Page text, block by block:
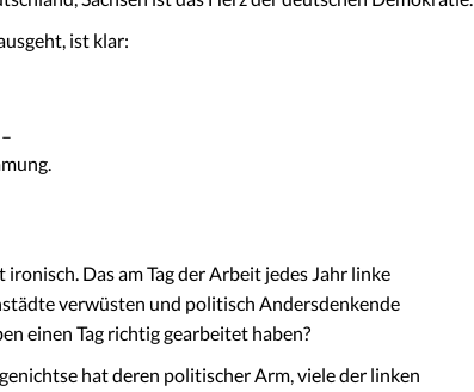
ist klar:
Das am Tag der Arbeit jedes Jahr linke
verwüsten und politisch Andersdenkende
einen Tag richtig gearbeitet haben?
hat deren politischer Arm, viele der linken